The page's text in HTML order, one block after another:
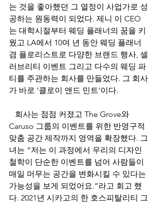
는 것을 좋아했던 그 열정이 사업가로 성
공하는 원동력이 되었다. 제니 이 CEO
는 대학시절부터 웨딩 플래너의 꿈을 키
웠고 LA에서 10여 년 동안 웨딩 플래너
겸 플로리스트로 다양한 브랜드 행사, 셀
러브리티 이벤트 그리고 다수의 웨딩 파
티를 주관하는 회사를 만들었다. 그 회사
가 바로 ‘클로이 앤드 민트’이다.
회사는 점점 커졌고 The Grove와
Caruso 그룹의 이벤트를 위한 반영구적
맞춤 공간 제작까지 영역을 확장했다. 그
녀는 “저는 이 과정에서 우리의 디자인
철학이 단순한 이벤트를 넘어 사람들이
매일 머무는 공간을 변화시킬 수 있다는
가능성을 보게 되었어요.”라고 회고 했
다. 2021년 시카고의 한 호스피탈리티 그